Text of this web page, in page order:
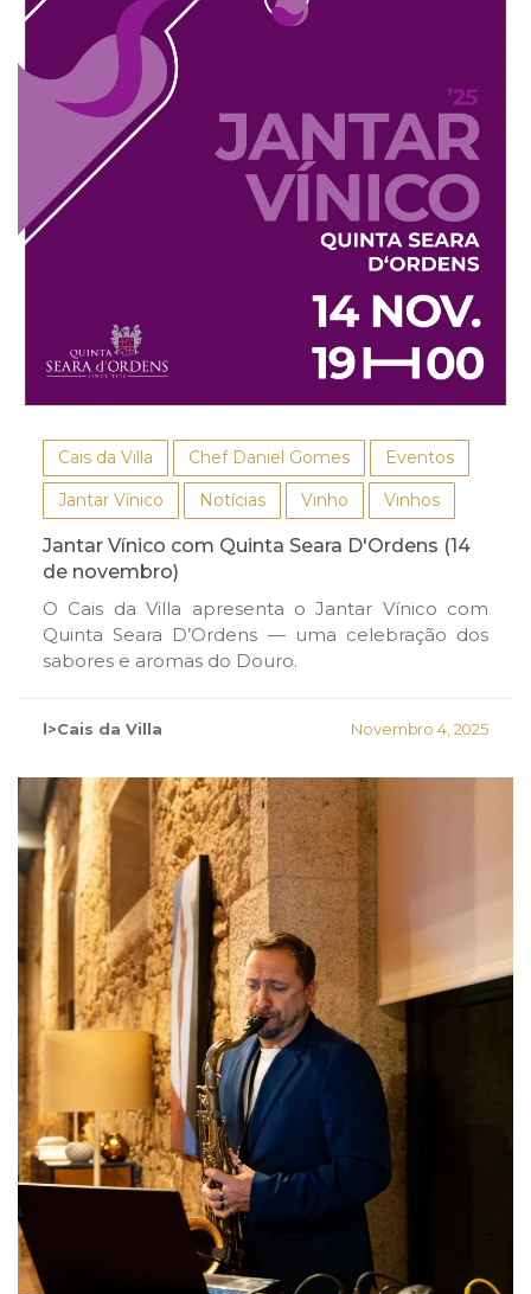
Cais da Villa Chef Daniel Gomes
Eventos
Jantar Vínico
Notícias Vinho Vinhos
Jantar Vínico com Quinta Seara D'Ordens (14
de novembro)
O Cais da Villa apresenta o Jantar Vínico com
Quinta Seara D’Ordens — uma celebração dos
sabores e aromas do Douro.
l>Cais da Villa Novembro 4, 2025